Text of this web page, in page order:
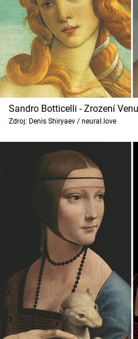
Sandro Botticelli - Zrození
Zdroj: Denis Shiryaev / neural.love